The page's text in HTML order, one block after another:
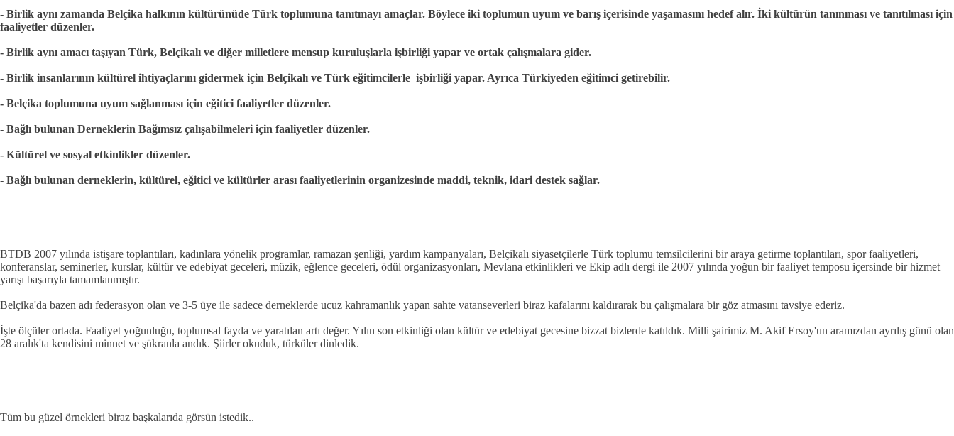
- Birlik aynı zamanda Belçika halkının kültürünüde Türk toplumuna tanıtmayı amaçlar. Böylece iki toplumun uyum ve barış içerisinde yaşamasını hedef alır. İki kültürün tanınması ve tanıtılması için
faaliyetler düzenler.
- Birlik aynı amacı taşıyan Türk, Belçikalı ve diğer milletlere mensup kuruluşlarla işbirliği yapar ve ortak çalışmalara gider.
- Birlik insanlarının kültürel ihtiyaçlarını gidermek için Belçikalı ve Türk eğitimcilerle işbirliği yapar. Ayrıca Türkiyeden eğitimci getirebilir.
- Belçika toplumuna uyum sağlanması için eğitici faaliyetler düzenler.
- Bağlı bulunan Derneklerin Bağımsız çalışabilmeleri için faaliyetler düzenler.
- Kültürel ve sosyal etkinlikler düzenler.
- Bağlı bulunan derneklerin, kültürel, eğitici ve kültürler arası faaliyetlerinin organizesinde maddi, teknik, idari destek sağlar.
BTDB 2007 yılında istişare toplantıları, kadınlara yönelik programlar, ramazan şenliği, yardım kampanyaları, Belçikalı siyasetçilerle Türk toplumu temsilcilerini bir araya getirme toplantıları, spor faaliyetleri,
konferanslar, seminerler, kurslar, kültür ve edebiyat geceleri, müzik, eğlence geceleri, ödül organizasyonları, Mevlana etkinlikleri ve Ekip adlı dergi ile 2007 yılında yoğun bir faaliyet temposu içersinde bir hizmet
yarışı başarıyla tamamlanmıştır.
Belçika'da bazen adı federasyon olan ve 3-5 üye ile sadece derneklerde ucuz kahramanlık yapan sahte vatanseverleri biraz kafalarını kaldırarak bu çalışmalara bir göz atmasını tavsiye ederiz.
İşte ölçüler ortada. Faaliyet yoğunluğu, toplumsal fayda ve yaratılan artı değer. Yılın son etkinliği olan kültür ve edebiyat gecesine bizzat bizlerde katıldık. Milli şairimiz M. Akif Ersoy'un aramızdan ayrılış günü olan
28 aralık'ta kendisini minnet ve şükranla andık. Şiirler okuduk, türküler dinledik.
Tüm bu güzel örnekleri biraz başkalarıda görsün istedik..